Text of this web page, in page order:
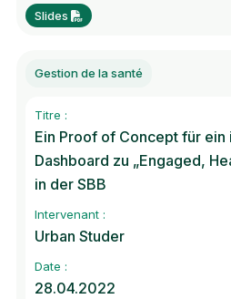
Slides
Gestion de la santé
Titre :
Ein Proof of Concept für
Dashboard zu „Engaged,
in der SBB
Intervenant :
Urban Studer
Date :
28.04.2022